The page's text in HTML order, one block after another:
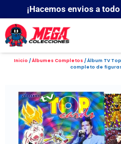
¡Hacemos envios a
Inicio /Álbumes Completos / Álbum TV
completo de